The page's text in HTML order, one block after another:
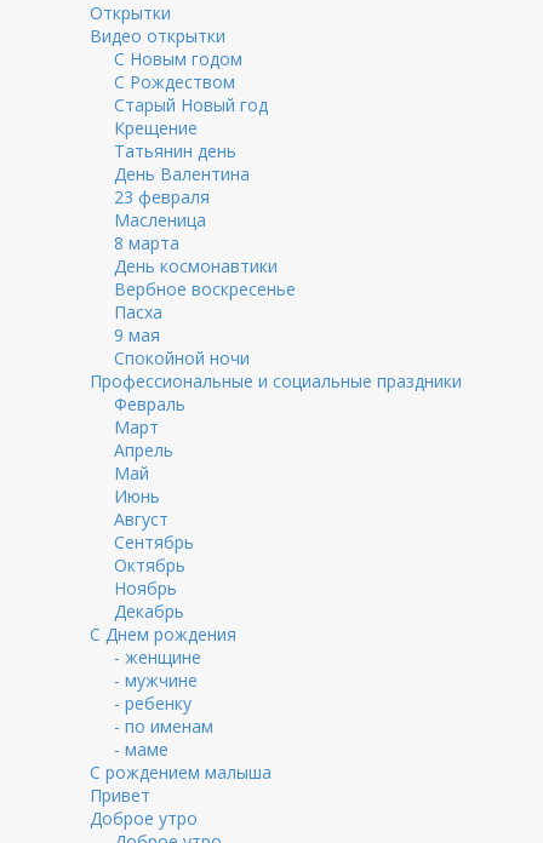
Открытки
Видео открытки
С Новым годом
С Рождеством
Старый Новый год
Крещение
Татьянин день
День Валентина
23 февраля
Масленица
8 марта
День космонавтики
Вербное воскресенье
Пасха
9 мая
Спокойной ночи
Профессиональные и социальные праздники
Февраль
Март
Апрель
Май
Июнь
Август
Сентябрь
Октябрь
Ноябрь
Декабрь
С Днем рождения
- женщине
- мужчине
- ребенку
- по именам
- маме
С рождением малыша
Привет
Доброе утро